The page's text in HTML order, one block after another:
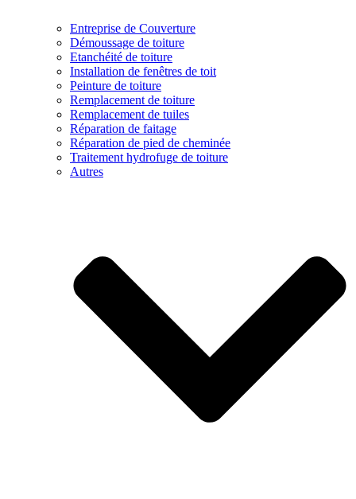
Entreprise de Couverture
Démoussage de toiture
Etanchéité de toiture
Installation de fenêtres de toit
Peinture de toiture
Remplacement de toiture
Remplacement de tuiles
Réparation de faitage
Réparation de pied de cheminée
Traitement hydrofuge de toiture
Autres